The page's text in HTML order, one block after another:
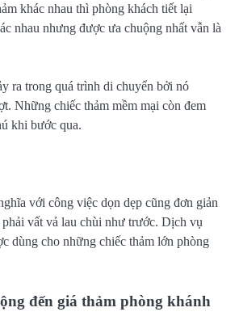
khác nhau thì phòng khách tiết lại
nhau nhưng được ưa chuộng nhất vẫn là
ra trong quá trình di chuyển bởi nó
Những chiếc thảm mềm mại còn đem
khi bước qua.
với công việc dọn dẹp cũng đơn giản
vất vả lau chùi như trước. Dịch vụ
dùng cho những chiếc thảm lớn phòng
đến giá thảm phòng khánh